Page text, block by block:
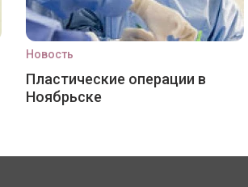
Новость
Пластические операции в
Ноябрьске